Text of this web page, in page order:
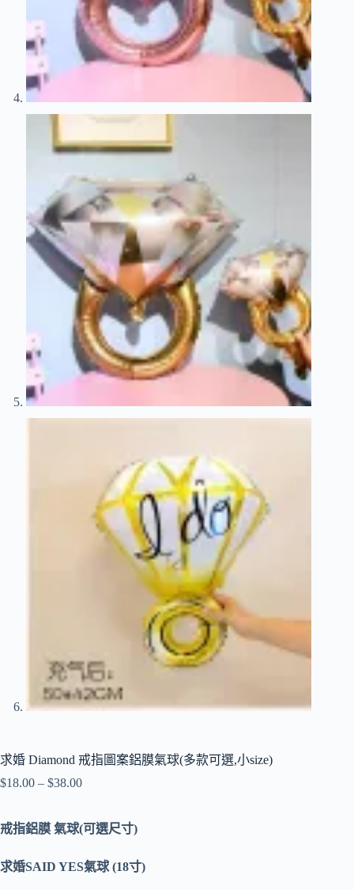
求婚 Diamond 戒指圖案鋁膜氣球(多款可選,小size)
$18.00 – $38.00
戒指鋁膜 氣球(可選尺寸)
求婚SAID YES氣球 (18寸)